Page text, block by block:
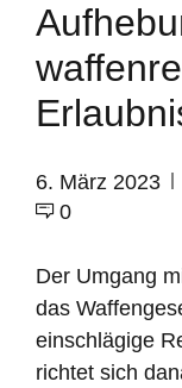
6. März 2023
0
Der Umgang
das
einschlägige
richtet sich